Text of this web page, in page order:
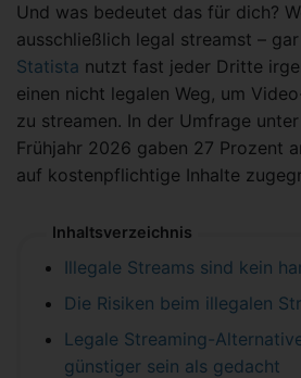
Und was bedeutet das für dich?
ausschließlich legal streamst –
Statista nutzt fast jeder Dritte
einen nicht legalen Weg, um
zu streamen. In der Umfrage
Frühjahr 2026 gaben 27 Prozent
auf kostenpflichtige Inhalte
Inhaltsverzeichnis
Illegale Streams sind kein
Die Risiken beim illegalen
Legale Streaming-
günstiger sein als gedacht